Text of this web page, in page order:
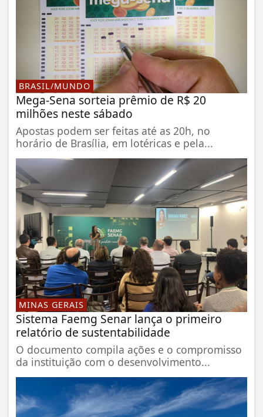
BRASIL/MUNDO
Mega-Sena sorteia prêmio de R$ 20
milhões neste sábado
Apostas podem ser feitas até as 20h, no
horário de Brasília, em lotéricas e pela...
MINAS GERAIS
Sistema Faemg Senar lança o primeiro
relatório de sustentabilidade
O documento compila ações e o compromisso
da instituição com o desenvolvimento...